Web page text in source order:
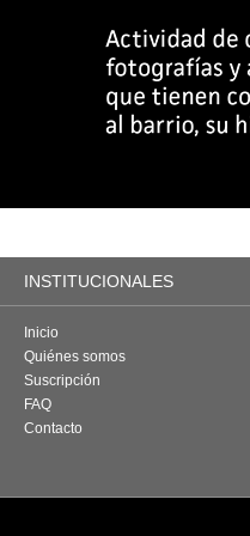
INSTITUCIONALES
Inicio
Quiénes somos
Suscripción
FAQ
Contacto